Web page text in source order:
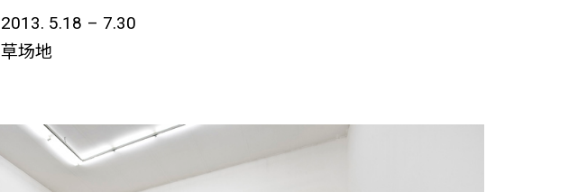
2013. 5.18 – 7.30
草场地